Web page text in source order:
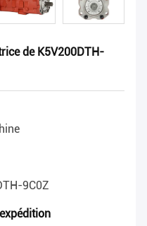
de K5V200DTH-
9C0Z